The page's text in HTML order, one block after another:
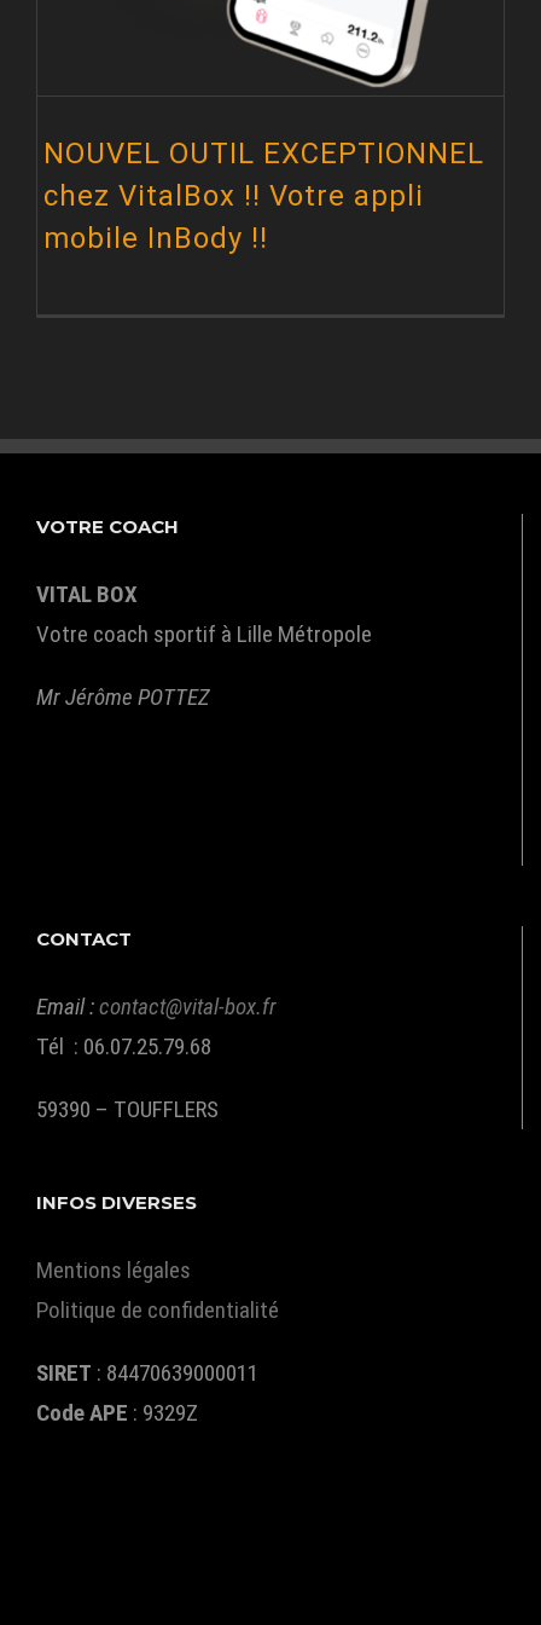
NOUVEL OUTIL EXCEPTIONNEL
chez VitalBox !! Votre appli
mobile InBody !!
VOTRE COACH
VITAL BOX
Votre coach sportif à Lille Métropole
Mr Jérôme POTTEZ
CONTACT
Email :contact@vital-box.fr
Tél : 06.07.25.79.68
59390 – TOUFFLERS
INFOS DIVERSES
Mentions légales
Politique de confidentialité
SIRET : 84470639000011
Code APE : 9329Z